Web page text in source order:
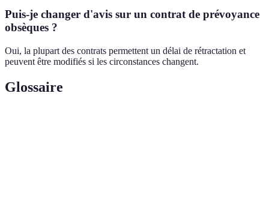
Puis-je changer d'avis sur un contrat de prévoyance
obsèques ?
Oui, la plupart des contrats permettent un délai de rétractation et
peuvent être modifiés si les circonstances changent.
Glossaire